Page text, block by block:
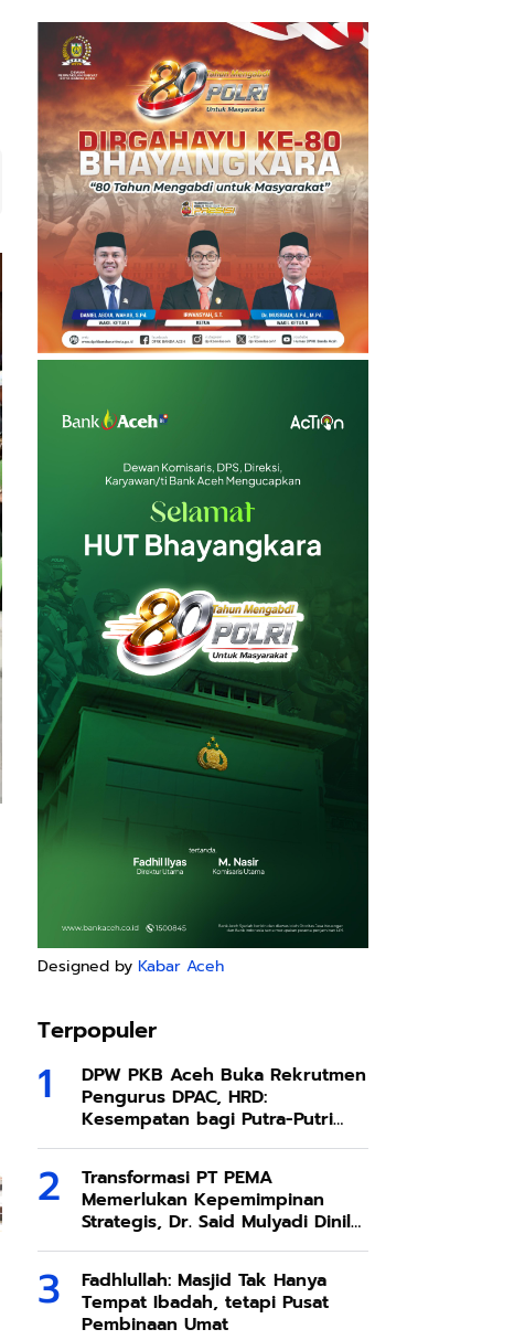
Designed by Kabar Aceh
Terpopuler
DPW PKB Aceh Buka Rekrutmen
Pengurus DPAC, HRD:
Kesempatan bagi Putra-Putri
Terbaik Aceh
Transformasi PT PEMA
Memerlukan Kepemimpinan
Strategis, Dr. Said Mulyadi Dinilai
Memenuhi Kriteria
Fadhlullah: Masjid Tak Hanya
Tempat Ibadah, tetapi Pusat
Pembinaan Umat